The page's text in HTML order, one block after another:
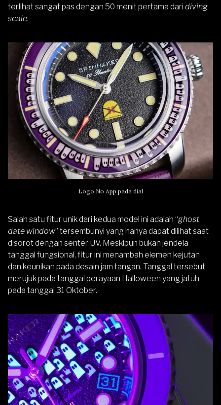
terlihat sangat pas dengan 50 menit pertama dari diving
scale.
Logo No App pada dial
Salah satu fitur unik dari kedua model ini adalah “ghost
date window” tersembunyi yang hanya dapat dilihat saat
disorot dengan senter UV. Meskipun bukan jendela
tanggal fungsional, fitur ini menambah elemen kejutan
dan keunikan pada desain jam tangan. Tanggal tersebut
merujuk pada tanggal perayaan Halloween yang jatuh
pada tanggal 31 Oktober.